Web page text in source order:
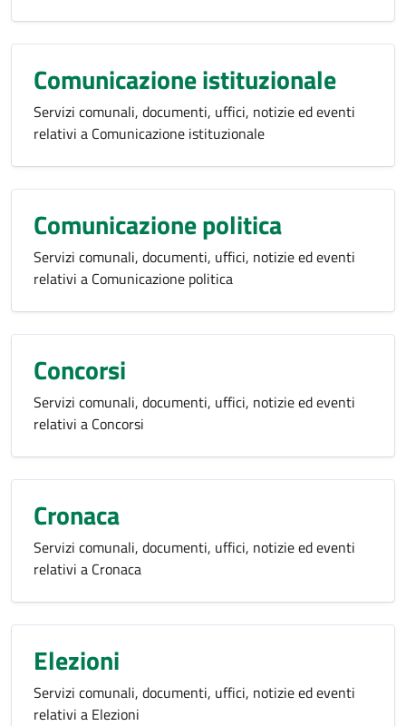
Comunicazione istituzionale
Servizi comunali, documenti, uffici, notizie ed eventi
relativi a Comunicazione istituzionale
Comunicazione politica
Servizi comunali, documenti, uffici, notizie ed eventi
relativi a Comunicazione politica
Concorsi
Servizi comunali, documenti, uffici, notizie ed eventi
relativi a Concorsi
Cronaca
Servizi comunali, documenti, uffici, notizie ed eventi
relativi a Cronaca
Elezioni
Servizi comunali, documenti, uffici, notizie ed eventi
relativi a Elezioni